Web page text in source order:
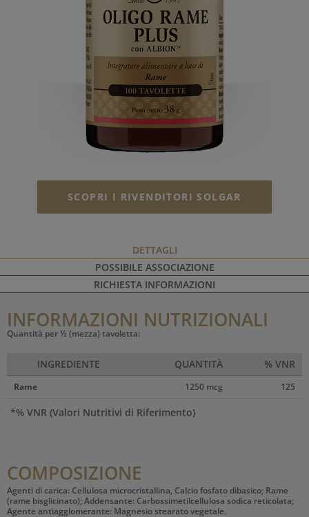
SCOPRI I RIVENDITORI SOLGAR
DETTAGLI
POSSIBILE ASSOCIAZIONE
RICHIESTA INFORMAZIONI
INFORMAZIONI NUTRIZIONALI
Quantità per ½ (mezza) tavoletta:
INGREDIENTE QUANTITÀ % VNR
Rame 1250 mcg 125
*% VNR (Valori Nutritivi di Riferimento)
COMPOSIZIONE
Agenti di carica: Cellulosa microcristallina, Calcio fosfato dibasico; Rame
(rame bisglicinato); Addensante: Carbossimetilcellulosa sodica reticolata;
Agente antiagglomerante: Magnesio stearato vegetale.